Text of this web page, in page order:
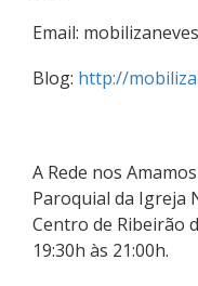
Email:
Blog: http://
A Rede nos
Paroquial da Igreja
Centro de Ribeirão
19:30h às 21:00h.